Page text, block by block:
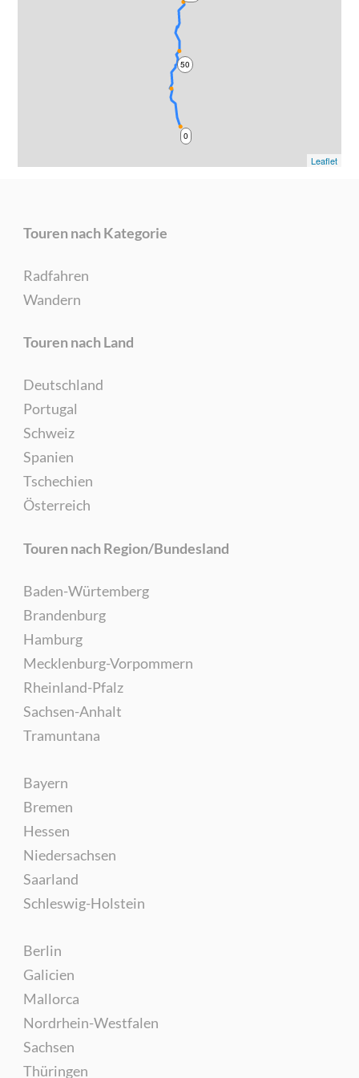
0
50
Leaflet
Touren nach Kategorie
Radfahren
Wandern
Touren nach Land
Deutschland
Portugal
Schweiz
Spanien
Tschechien
Österreich
Touren nach Region/Bundesland
Baden-Würtemberg
Brandenburg
Hamburg
Mecklenburg-Vorpommern
Rheinland-Pfalz
Sachsen-Anhalt
Tramuntana
Bayern
Bremen
Hessen
Niedersachsen
Saarland
Schleswig-Holstein
Berlin
Galicien
Mallorca
Nordrhein-Westfalen
Sachsen
Thüringen